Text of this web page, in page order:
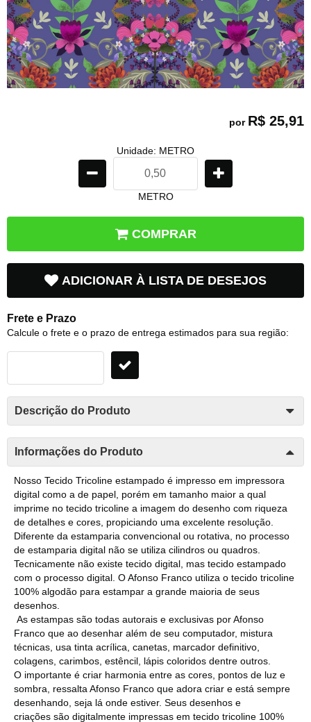
por R$ 25,91
Unidade: METRO
METRO
COMPRAR
ADICIONAR À LISTA DE DESEJOS
Frete e Prazo
Calcule o frete e o prazo de entrega estimados para sua região:
Descrição do Produto
Informações do Produto
Nosso Tecido Tricoline estampado é impresso em impressora
digital como a de papel, porém em tamanho maior a qual
imprime no tecido tricoline a imagem do desenho com riqueza
de detalhes e cores, propiciando uma excelente resolução.
Diferente da estamparia convencional ou rotativa, no processo
de estamparia digital não se utiliza cilindros ou quadros.
Tecnicamente não existe tecido digital, mas tecido estampado
com o processo digital. O Afonso Franco utiliza o tecido tricoline
100% algodão para estampar a grande maioria de seus
desenhos.
As estampas são todas autorais e exclusivas por Afonso
Franco que ao desenhar além de seu computador, mistura
técnicas, usa tinta acrílica, canetas, marcador definitivo,
colagens, carimbos, estêncil, lápis coloridos dentre outros.
O importante é criar harmonia entre as cores, pontos de luz e
sombra, ressalta Afonso Franco que adora criar e está sempre
desenhando, seja lá onde estiver. Seus desenhos e
criações são digitalmente impressas em tecido tricoline 100%